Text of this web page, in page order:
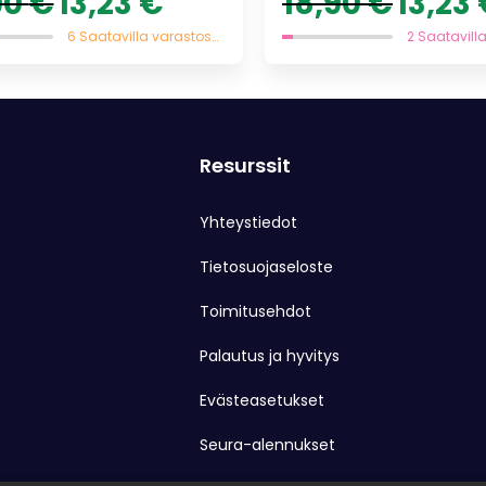
hinta
oli:
hinta
on:
6 Saatavilla varastossa
hinta
oli:
Resurssit
Yhteystiedot
Tietosuojaseloste
Toimitusehdot
Palautus ja hyvitys
Evästeasetukset
Seura-alennukset